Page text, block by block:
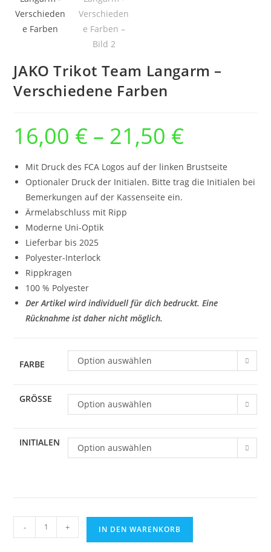
JAKO Trikot Team Langarm –
Verschiedene Farben
16,00 € – 21,50 €Preisspanne:
Mit Druck des FCA Logos auf der linken Brustseite
Optionaler Druck der Initialen. Bitte trag die Initialen bei
Bemerkungen auf der Kassenseite ein.
Ärmelabschluss mit Ripp
Moderne Uni-Optik
Lieferbar bis 2025
Polyester-Interlock
Rippkragen
100 % Polyester
Der Artikel wird individuell für dich bedruckt. Eine
Rücknahme ist daher nicht möglich.
FARBE Option auswählen
GRÖSSE Option auswählen
INITIALEN Option auswählen
Trikot
- + IN DEN WARENKORB